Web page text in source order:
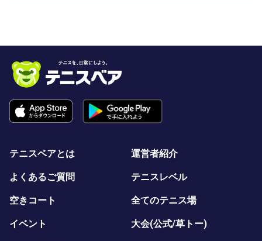
テニスベアとは 運営者紹介
よくあるご質問 テニスレベル
空きコート 全てのテニス場
イベント 大会(公式/草トー)